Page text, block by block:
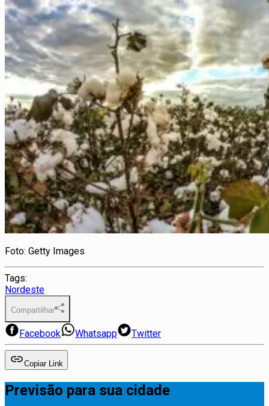
Foto: Getty Images
Tags:
Nordeste
Compartilhar
Facebook Whatsapp Twitter
Copiar Link
Previsão para sua cidade